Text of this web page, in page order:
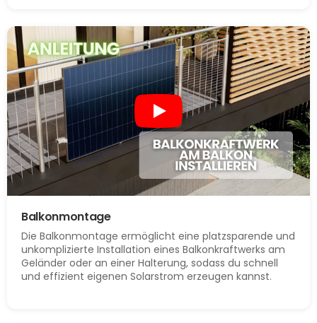
Balkonmontage
Die Balkonmontage ermöglicht eine platzsparende und
unkomplizierte Installation eines Balkonkraftwerks am
Geländer oder an einer Halterung, sodass du schnell
und effizient eigenen Solarstrom erzeugen kannst.